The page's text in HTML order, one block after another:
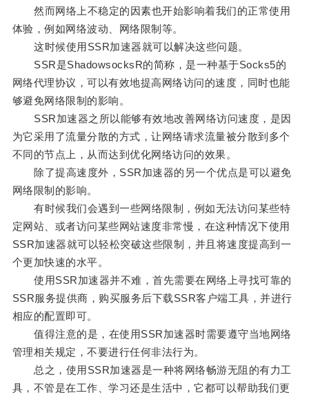
然而网络上不稳定的因素也开始影响着我们的正常使用
体验，例如网络波动、网络限制等。
这时候使用SSR加速器就可以解决这些问题。
SSR是ShadowsocksR的简称，是一种基于Socks5的
网络代理协议，可以有效地提高网络访问的速度，同时也能
够避免网络限制的影响。
SSR加速器之所以能够有效地改善网络访问速度，是因
为它采用了流量分散的方式，让网络请求流量被分散到多个
不同的节点上，从而达到优化网络访问的效果。
除了提高速度外，SSR加速器的另一个优点是可以避免
网络限制的影响。
有时候我们会遇到一些网络限制，例如无法访问某些特
定网站、或者访问某些网站速度非常慢，在这种情况下使用
SSR加速器就可以轻松突破这些限制，并且将速度提高到一
个更加快速的水平。
使用SSR加速器并不难，首先需要在网络上寻找可靠的
SSR服务提供商，购买服务后下载SSR客户端工具，并进行
相应的配置即可。
值得注意的是，在使用SSR加速器时需要遵守当地网络
管理相关规定，不要进行任何非法行为。
总之，使用SSR加速器是一种将网络畅游无阻的有力工
具，不管是在工作、学习还是生活中，它都可以帮助我们更